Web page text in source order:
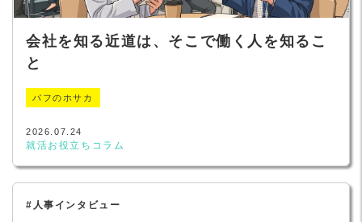
会社を知る近道は、そこで働く人を知るこ
と
パフのホサカ
2026.07.24
就活お役立ちコラム
#人事インタビュー